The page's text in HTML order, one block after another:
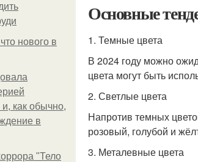
нового в
как обычно,
в
"Тело
Основные
1. Темные цвета
В 2024 году можно
цвета могут быть
2. Светлые цвета
Напротив темных
розовый, голубой и
3. Металевные цвета